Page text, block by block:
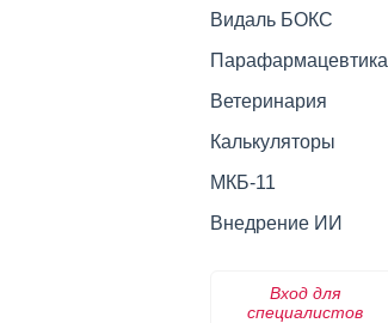
Видаль БОКС
Парафармацевтика
Ветеринария
Калькуляторы
МКБ-11
Внедрение ИИ
Вход для
специалистов